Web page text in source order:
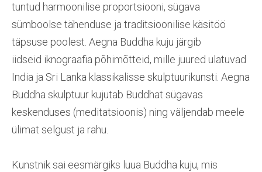
tuntud harmoonilise proportsiooni, sügava
sümboolse tähenduse ja traditsioonilise käsitöö
täpsuse poolest. Aegna Buddha kuju järgib
iidseid iknograafia põhimõtteid, mille juured ulatuvad
India ja Sri Lanka klassikalisse skulptuurikunsti. Aegna
Buddha skulptuur kujutab Buddhat sügavas
keskenduses (meditatsioonis) ning väljendab meele
ülimat selgust ja rahu.
Kunstnik sai eesmärgiks luua Buddha kuju, mis